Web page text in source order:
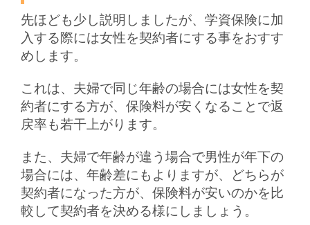
先ほども少し説明しましたが、学資保険に加
入する際には女性を契約者にする事をおすす
めします。
これは、夫婦で同じ年齢の場合には女性を契
約者にする方が、保険料が安くなることで返
戻率も若干上がります。
また、夫婦で年齢が違う場合で男性が年下の
場合には、年齢差にもよりますが、どちらが
契約者になった方が、保険料が安いのかを比
較して契約者を決める様にしましょう。